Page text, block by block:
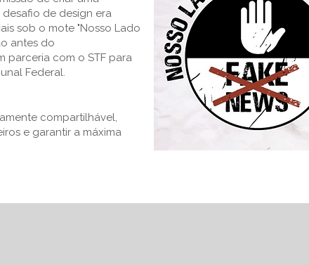
de design era
sob o mote "Nosso Lado
antes do
parceria com o STF para
Federal.
compartilhável,
e garantir a máxima